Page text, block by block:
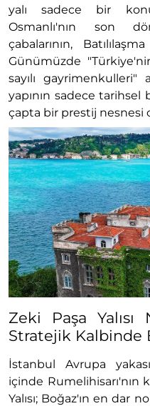
yalı sadece bir
Osmanlı'nın son
çabalarının,
Günümüzde
sayılı gayrimenkulleri"
yapının sadece tarihsel
çapta bir prestij
Zeki Paşa Yalısı
Stratejik Kalbinde
İstanbul Avrupa
içinde Rumelihisarı'nın
Yalısı; Boğaz'ın en dar